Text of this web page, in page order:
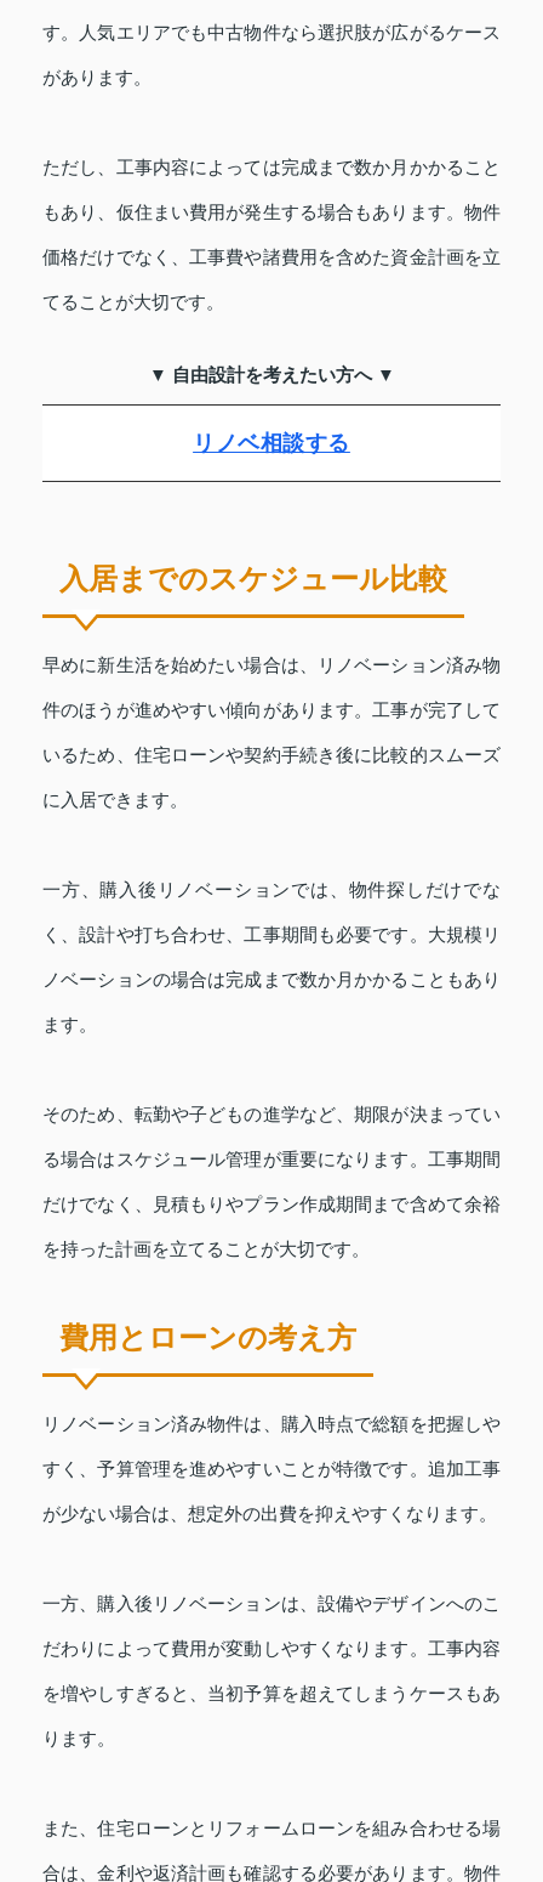
す。人気エリアでも中古物件なら選択肢が広がるケース
があります。
ただし、工事内容によっては完成まで数か月かかること
もあり、仮住まい費用が発生する場合もあります。物件
価格だけでなく、工事費や諸費用を含めた資金計画を立
てることが大切です。
▼ 自由設計を考えたい方へ ▼
リノベ相談する
入居までのスケジュール比較
早めに新生活を始めたい場合は、リノベーション済み物
件のほうが進めやすい傾向があります。工事が完了して
いるため、住宅ローンや契約手続き後に比較的スムーズ
に入居できます。
一方、購入後リノベーションでは、物件探しだけでな
く、設計や打ち合わせ、工事期間も必要です。大規模リ
ノベーションの場合は完成まで数か月かかることもあり
ます。
そのため、転勤や子どもの進学など、期限が決まってい
る場合はスケジュール管理が重要になります。工事期間
だけでなく、見積もりやプラン作成期間まで含めて余裕
を持った計画を立てることが大切です。
費用とローンの考え方
リノベーション済み物件は、購入時点で総額を把握しや
すく、予算管理を進めやすいことが特徴です。追加工事
が少ない場合は、想定外の出費を抑えやすくなります。
一方、購入後リノベーションは、設備やデザインへのこ
だわりによって費用が変動しやすくなります。工事内容
を増やしすぎると、当初予算を超えてしまうケースもあ
ります。
また、住宅ローンとリフォームローンを組み合わせる場
合は、金利や返済計画も確認する必要があります。物件